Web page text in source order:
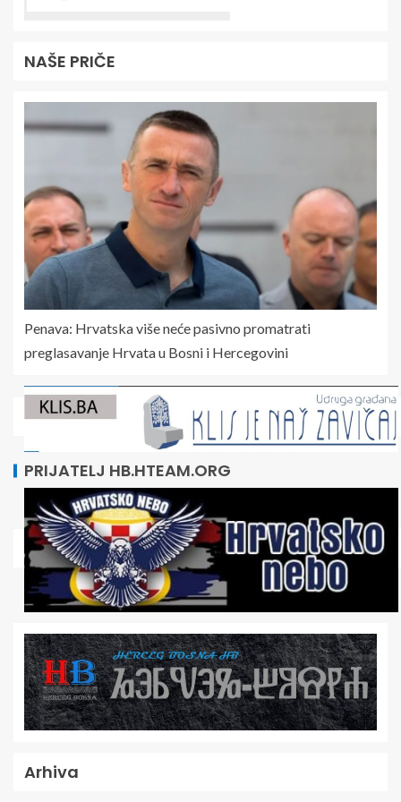
NAŠE PRIČE
Penava: Hrvatska više neće pasivno promatrati
preglasavanje Hrvata u Bosni i Hercegovini
PRIJATELJ HB.HTEAM.ORG
Arhiva